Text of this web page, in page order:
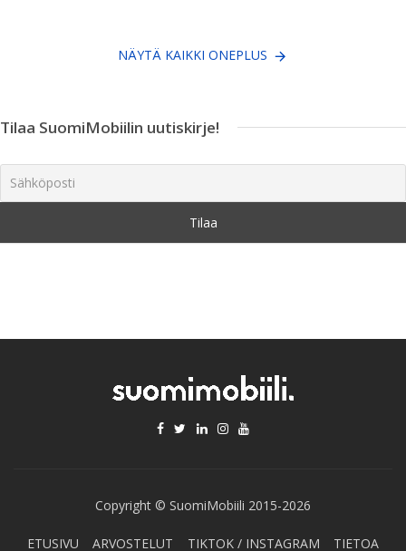
NÄYTÄ KAIKKI ONEPLUS
Tilaa SuomiMobiilin uutiskirje!
Copyright © SuomiMobiili 2015-2026
ETUSIVU ARVOSTELUT TIKTOK / INSTAGRAM TIETOA